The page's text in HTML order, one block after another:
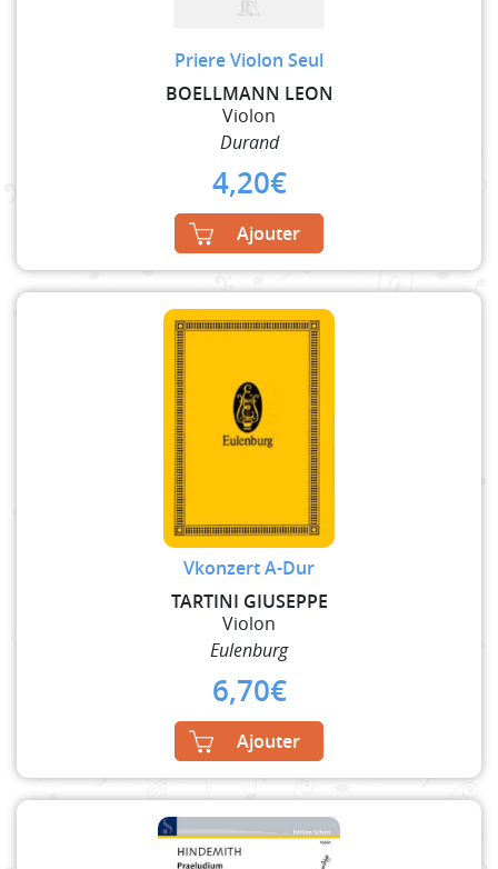
Priere Violon Seul
BOELLMANN LEON
Violon
Durand
4,20€
Ajouter
Vkonzert A-Dur
TARTINI GIUSEPPE
Violon
Eulenburg
6,70€
Ajouter